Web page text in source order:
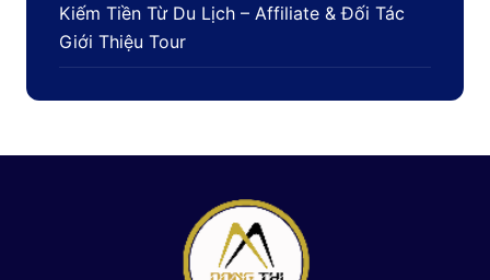
Kiếm Tiền Từ Du Lịch – Affiliate & Đối Tác
Giới Thiệu Tour